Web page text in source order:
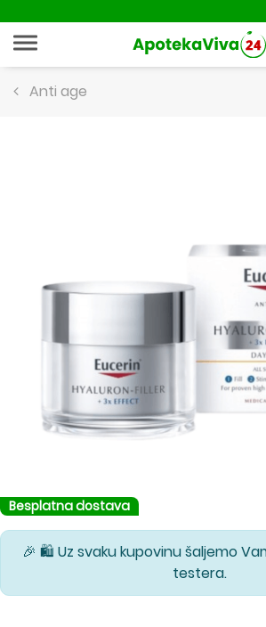
Anti age
Besplatna dostava
🎉 🛍️ Uz svaku kupovinu šaljemo
testera.